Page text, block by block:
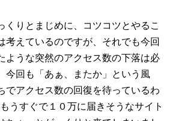
くりとまじめに、コツコツとやるこ
考えているのですが、それでも今回
ような突然のアクセス数の下落は必
今回も「あぁ、またか」という風
でアクセス数の回復を待っているわ
うすぐで１０万に届きそうなサイト